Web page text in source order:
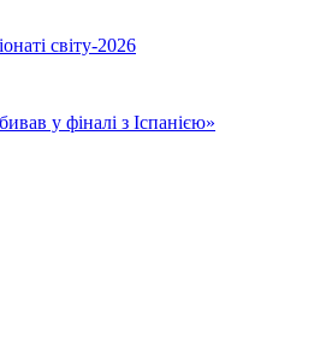
світу-2026
у фіналі з Іспанією»